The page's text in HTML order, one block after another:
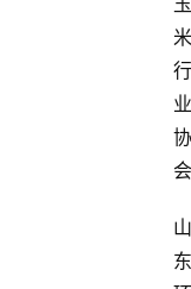
米
行
业
协
会
山
东